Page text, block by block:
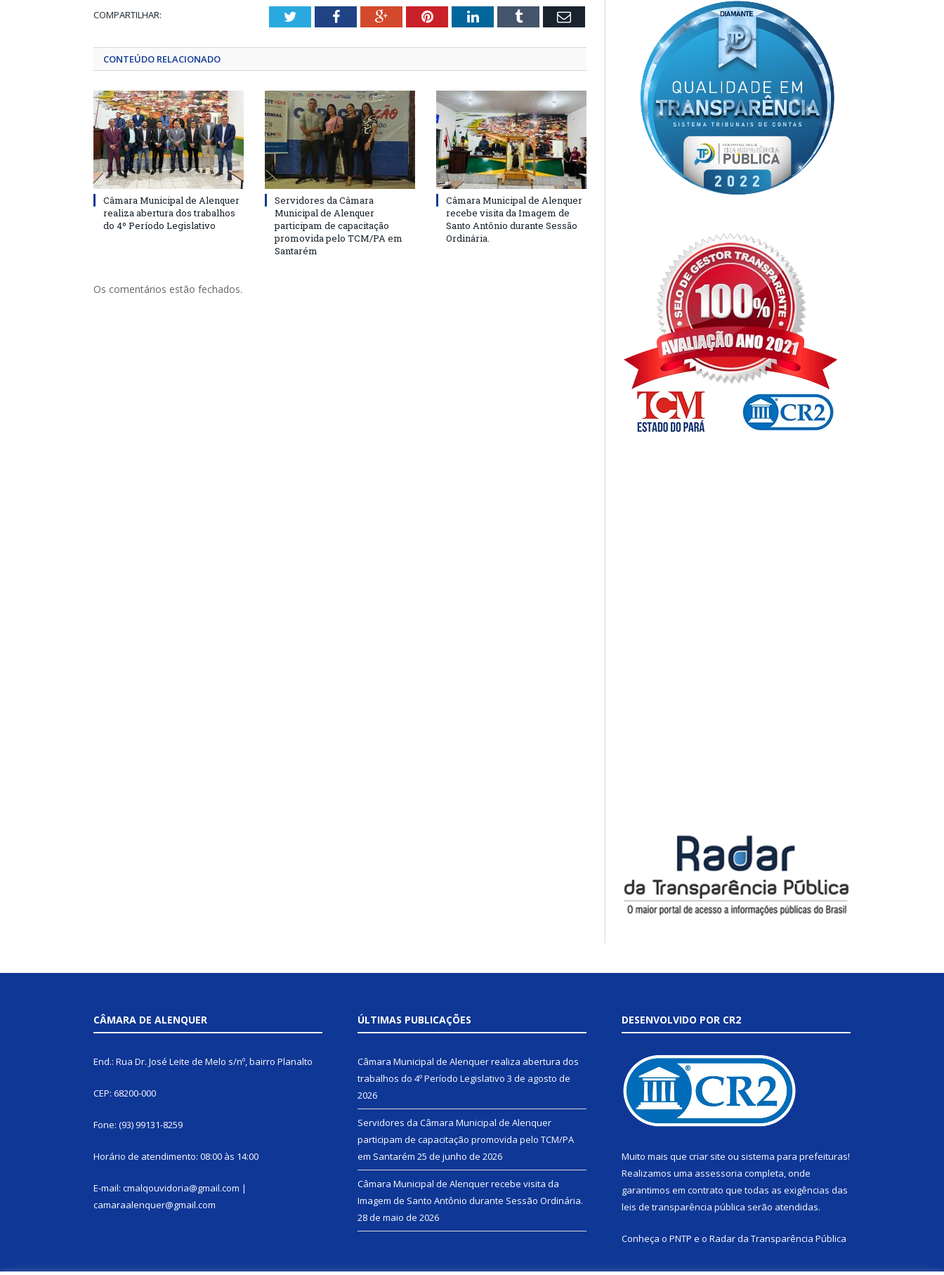
COMPARTILHAR: TwitterFacebookGoogle+PinterestLinkedInTumblr Email
CONTEÚDO RELACIONADO
Câmara Municipal de Alenquer
realiza abertura dos trabalhos
do 4º Período Legislativo
Servidores da Câmara
Municipal de Alenquer
participam de capacitação
promovida pelo TCM/PA em
Santarém
Câmara Municipal de Alenquer
recebe visita da Imagem de
Santo Antônio durante Sessão
Ordinária.
Os comentários estão fechados.
CÂMARA DE ALENQUER
End.: Rua Dr. José Leite de Melo s/nº, bairro Planalto
CEP: 68200-000
Fone: (93) 99131-8259
Horário de atendimento: 08:00 às 14:00
E-mail: cmalqouvidoria@gmail.com |
camaraalenquer@gmail.com
ÚLTIMAS PUBLICAÇÕES
Câmara Municipal de Alenquer realiza abertura dos
trabalhos do 4º Período Legislativo 3 de agosto de
2026
Servidores da Câmara Municipal de Alenquer
participam de capacitação promovida pelo TCM/PA
em Santarém 25 de junho de 2026
Câmara Municipal de Alenquer recebe visita da
Imagem de Santo Antônio durante Sessão Ordinária.
28 de maio de 2026
DESENVOLVIDO POR CR2
Muito mais que criar site ou sistema para prefeituras!
Realizamos uma assessoria completa, onde
garantimos em contrato que todas as exigências das
leis de transparência pública serão atendidas.
Conheça o PNTP e o Radar da Transparência Pública